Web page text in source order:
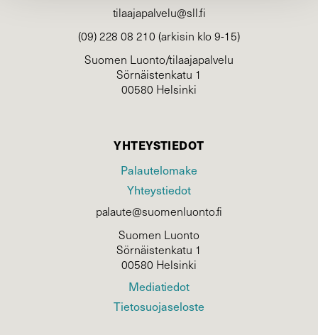
tilaajapalvelu@sll.fi
(09) 228 08 210 (arkisin klo 9-15)
Suomen Luonto/tilaajapalvelu
Sörnäistenkatu 1
00580 Helsinki
YHTEYSTIEDOT
Palautelomake
Yhteystiedot
palaute@suomenluonto.fi
Suomen Luonto
Sörnäistenkatu 1
00580 Helsinki
Mediatiedot
Tietosuojaseloste